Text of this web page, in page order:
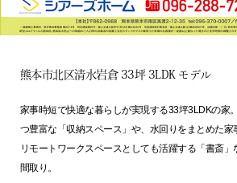
熊本市北区清水岩倉 33坪 3LDK モデル
家事時短で快適な暮らしが実現する33坪3LDKの家
つ豊富な「収納スペース」や、水回りをまとめた
リモートワークスペースとしても活躍する「書斎
間取り。